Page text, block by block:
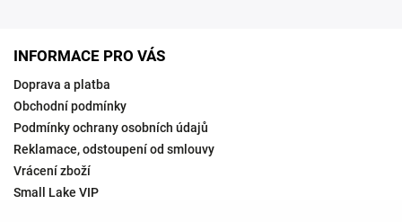
INFORMACE PRO VÁS
Doprava a platba
Obchodní podmínky
Podmínky ochrany osobních údajů
Reklamace, odstoupení od smlouvy
Vrácení zboží
Small Lake VIP